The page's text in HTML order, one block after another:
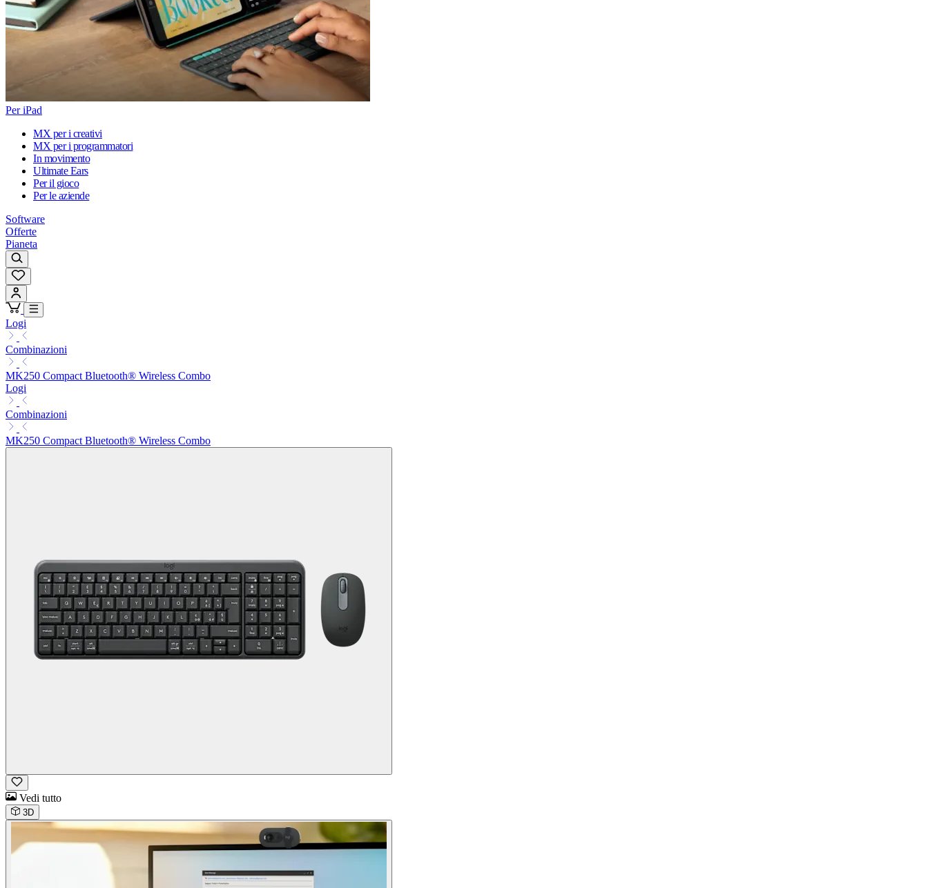
Per iPad
MX per i creativi
MX per i programmatori
In movimento
Ultimate Ears
Per il gioco
Per le aziende
Software
Offerte
Pianeta
Logi
Combinazioni
MK250 Compact Bluetooth® Wireless Combo
Logi
Combinazioni
MK250 Compact Bluetooth® Wireless Combo
Vedi tutto
3D